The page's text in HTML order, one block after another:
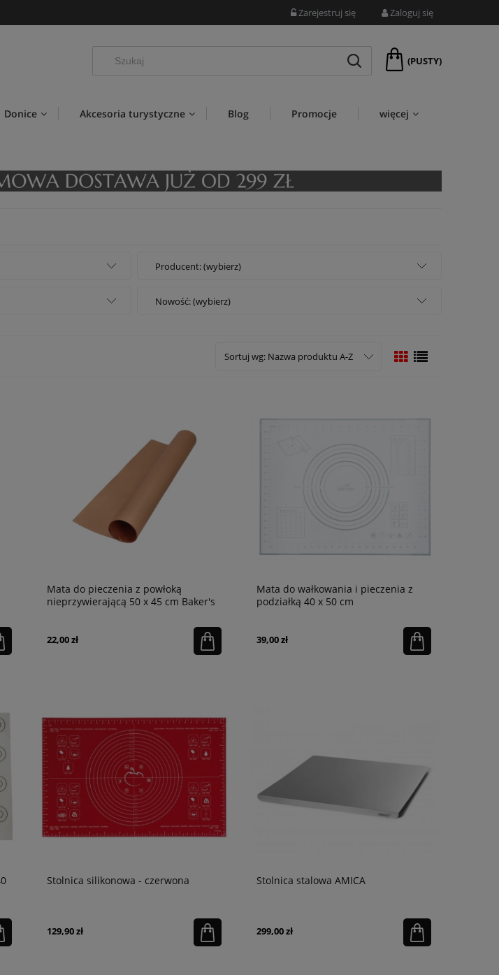
Zarejestruj się Zaloguj się
(PUSTY)
Donice Akcesoria turystyczne Blog Promocje więcej
Producent: (wybierz)
Nowość: (wybierz)
Sortuj wg: Nazwa produktu A-Z
Mata do pieczenia z powłoką
nieprzywierającą 50 x 45 cm Baker's
22,00 zł
Mata do wałkowania i pieczenia z
podziałką 40 x 50 cm
39,00 zł
Stolnica silikonowa - czerwona
129,90 zł
Stolnica stalowa AMICA
299,00 zł